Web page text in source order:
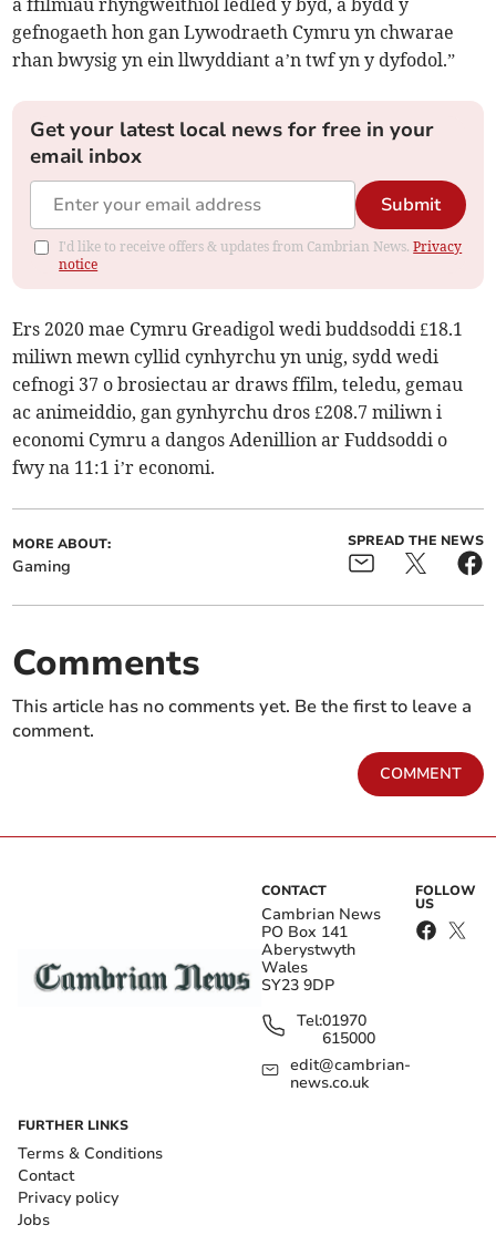
a ffilmiau rhyngweithiol ledled y byd, a bydd y
gefnogaeth hon gan Lywodraeth Cymru yn chwarae
rhan bwysig yn ein llwyddiant a’n twf yn y dyfodol.”
Get your latest local news for free in your
email inbox
Submit
I'd like to receive offers & updates from Cambrian News.Privacy
notice
Ers 2020 mae Cymru Greadigol wedi buddsoddi £18.1
miliwn mewn cyllid cynhyrchu yn unig, sydd wedi
cefnogi 37 o brosiectau ar draws ffilm, teledu, gemau
ac animeiddio, gan gynhyrchu dros £208.7 miliwn i
economi Cymru a dangos Adenillion ar Fuddsoddi o
fwy na 11:1 i’r economi.
MORE ABOUT:
Gaming
SPREAD THE NEWS
Comments
This article has no comments yet. Be the first to leave a
comment.
COMMENT
CONTACT
Cambrian News
PO Box 141
Aberystwyth
Wales
SY23 9DP
Tel:01970
615000
edit@cambrian-
news.co.uk
FOLLOW
US
FURTHER LINKS
Terms & Conditions
Contact
Privacy policy
Jobs